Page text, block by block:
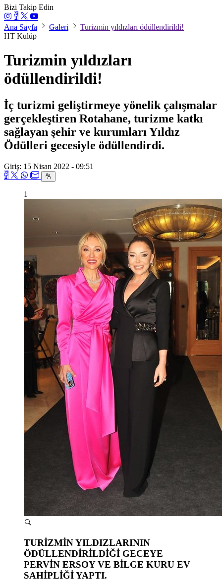
Bizi Takip Edin
Ana Sayfa Galeri
Turizmin yıldızları ödüllendirildi!
HT Kulüp
Turizmin yıldızları
ödüllendirildi!
İç turizmi geliştirmeye yönelik çalışmalar
gerçekleştiren Rotahane, turizme katkı
sağlayan şehir ve kurumları Yıldız
Ödülleri gecesiyle ödüllendirdi.
Giriş: 15 Nisan 2022 - 09:51
1
TURİZMİN YILDIZLARININ
ÖDÜLLENDİRİLDİĞİ GECEYE
PERVİN ERSOY VE BİLGE KURU EV
SAHİPLİĞİ YAPTI.